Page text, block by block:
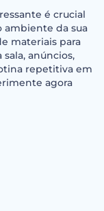
é crucial
ambiente da sua
materiais para
sala, anúncios,
repetitiva em
agora